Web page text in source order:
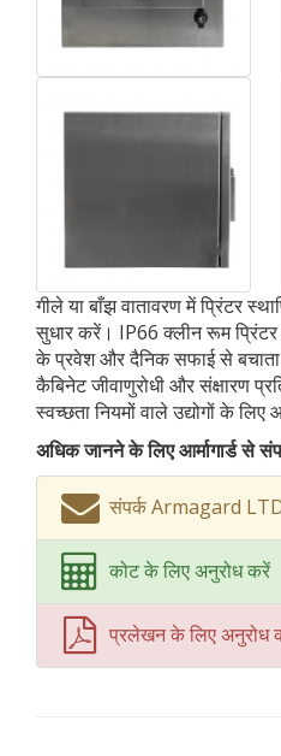
गीले या बाँझ वातावरण में प्रिंटर
सुधार करें। IP66 क्लीन रूम प्रिंटर
के प्रवेश और दैनिक सफाई से
कैबिनेट जीवाणुरोधी और संक्षारण
स्वच्छता नियमों वाले उद्योगों के लिए
अधिक जानने के लिए आर्मागार्ड से
संपर्क Armagard
कोट के लिए अनुरोध करें
प्रलेखन के लिए अनुरोध